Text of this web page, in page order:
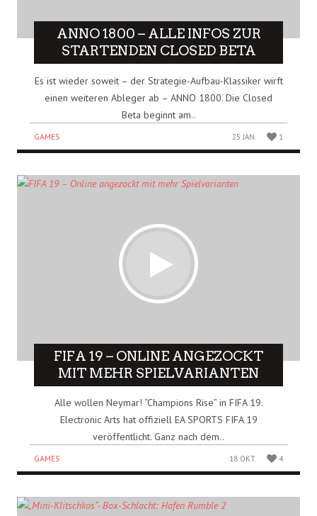
ANNO 1800 – ALLE INFOS ZUR
STARTENDEN CLOSED BETA
Es ist wieder soweit – der Strategie-Aufbau-Klassiker wirft
einen weiteren Ableger ab – ANNO 1800. Die Closed
Beta beginnt am..
GAMES 25 JAN. 1
FIFA 19 – ONLINE ANGEZOCKT
MIT MEHR SPIELVARIANTEN
Alle wollen Neymar! “Champions Rise” in FIFA 19.
Electronic Arts hat offiziell EA SPORTS FIFA 19
veröffentlicht. Ganz nach dem..
GAMES 18 OKT. 4